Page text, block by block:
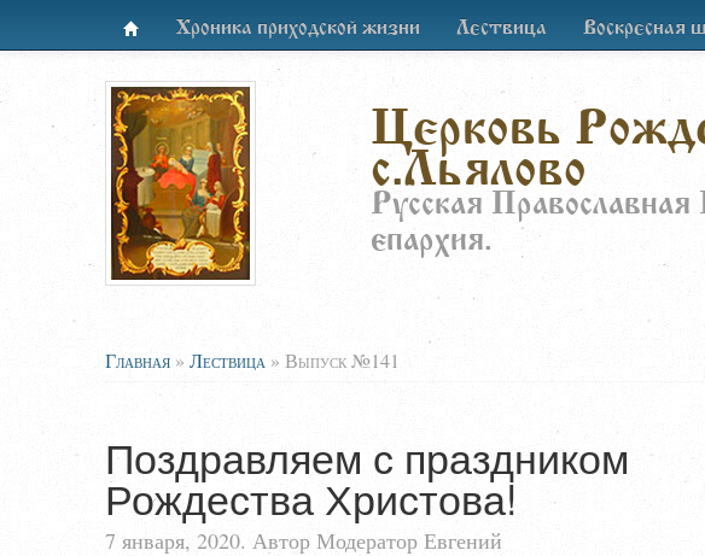
Хроника приходской жизни Лествица Воскресная
Церковь
с.Льялово
Русская
епархия.
Главная » Лествица » Выпуск №141
Поздравляем с праздником
Рождества Христова!
7 января, 2020. Автор Модератор Евгений